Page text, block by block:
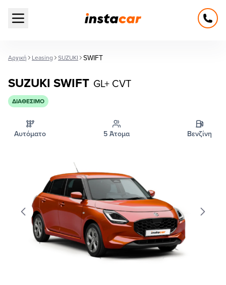
Open main menu
Αρχική Leasing SUZUKI SWIFT
SUZUKI SWIFT GL+ CVT
ΔΙΑΘΈΣΙΜΟ
Αυτόματο 5 Άτομα Βενζίνη